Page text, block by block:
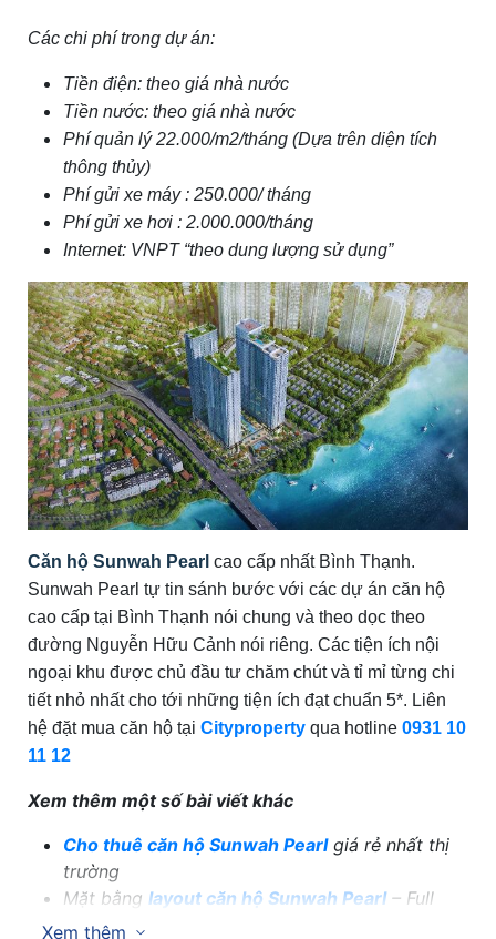
Các chi phí trong dự án:
Tiền điện: theo giá nhà nước
Tiền nước: theo giá nhà nước
Phí quản lý 22.000/m2/tháng (Dựa trên diện tích
thông thủy)
Phí gửi xe máy : 250.000/ tháng
Phí gửi xe hơi : 2.000.000/tháng
Internet: VNPT “theo dung lượng sử dụng”
Căn hộ Sunwah Pearl cao cấp nhất Bình Thạnh.
Sunwah Pearl tự tin sánh bước với các dự án căn hộ
cao cấp tại Bình Thạnh nói chung và theo dọc theo
đường Nguyễn Hữu Cảnh nói riêng. Các tiện ích nội
ngoại khu được chủ đầu tư chăm chút và tỉ mỉ từng chi
tiết nhỏ nhất cho tới những tiện ích đạt chuẩn 5*. Liên
hệ đặt mua căn hộ tại Cityproperty qua hotline 0931 10
11 12
Xem thêm một số bài viết khác
Cho thuê căn hộ Sunwah Pearlgiá rẻ nhất thị
trường
Mặt bằng layout căn hộ Sunwah Pearl– Full
layout
Xem thêm